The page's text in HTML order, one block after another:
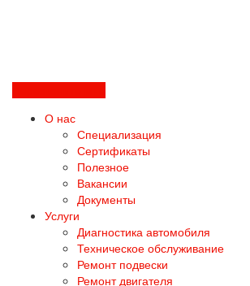
О нас
Специализация
Сертификаты
Полезное
Вакансии
Документы
Услуги
Диагностика автомобиля
Техническое обслуживание
Ремонт подвески
Ремонт двигателя